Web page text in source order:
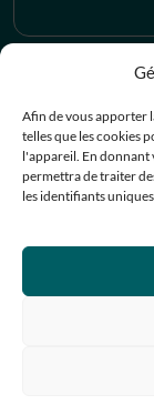
Afin de vous apporter
telles que les cookies
l'appareil. En donnant
permettra de traiter
les identifiants